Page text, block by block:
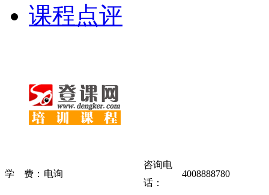
课程点评
学 费： 电询
咨询电
话：
4008888780